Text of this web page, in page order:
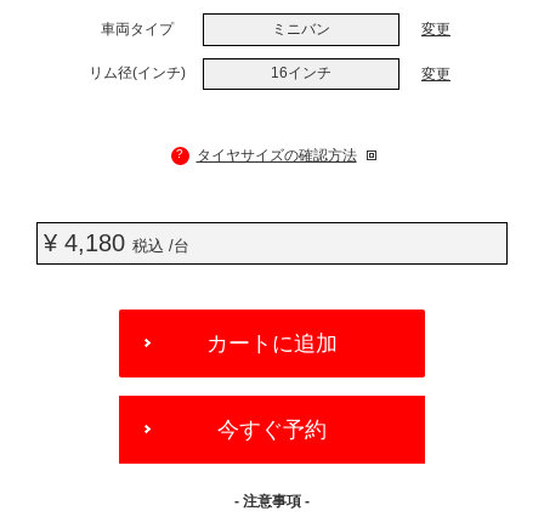
車両タイプ ミニバン 変更
リム径(インチ) 16インチ 変更
? タイヤサイズの確認方法
¥ 4,180 税込 /台
OPTIONS
カートに追加
今すぐ予約
- 注意事項 -